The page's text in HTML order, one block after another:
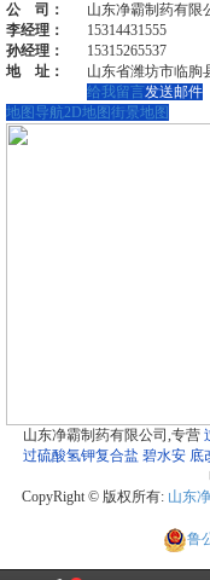
公 司：
山东净霸制药有限
李经理：
15314431555
孙经理：
15315265537
地 址：
山东省潍坊市临朐
给我留言发送邮件
地图导航2D地图 街景地图
山东净霸制药有限公司,专营
过硫酸氢钾复合盐 碧水安 底
CopyRight © 版权所有: 山东
鲁